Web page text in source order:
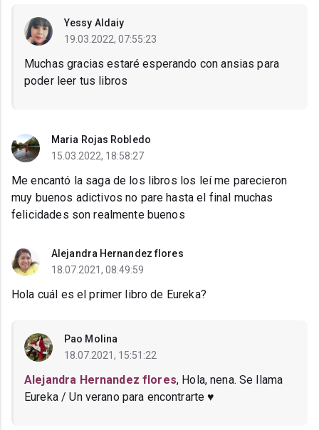
Yessy Aldaiy
19.03.2022, 07:55:23
Muchas gracias estaré esperando con ansias para
poder leer tus libros
Maria Rojas Robledo
15.03.2022, 18:58:27
Me encantó la saga de los libros los leí me parecieron
muy buenos adictivos no pare hasta el final muchas
felicidades son realmente buenos
Alejandra Hernandez flores
18.07.2021, 08:49:59
Hola cuál es el primer libro de Eureka?
Pao Molina
18.07.2021, 15:51:22
Alejandra Hernandez flores, Hola, nena. Se llama
Eureka / Un verano para encontrarte ♥